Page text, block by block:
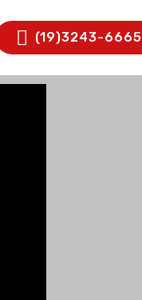
(19)3243-6665